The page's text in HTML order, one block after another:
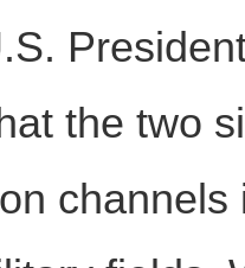
the two